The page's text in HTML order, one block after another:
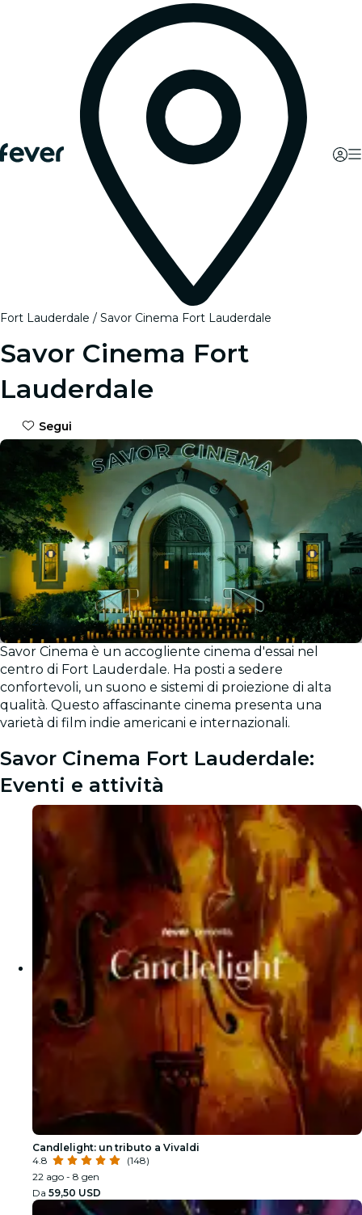
Fort Lauderdale Savor Cinema Fort Lauderdale
Savor Cinema Fort
Lauderdale
Segui
Galleria
Savor Cinema è un accogliente cinema d'essai nel
centro di Fort Lauderdale. Ha posti a sedere
confortevoli, un suono e sistemi di proiezione di alta
qualità. Questo affascinante cinema presenta una
varietà di film indie americani e internazionali.
Savor Cinema Fort Lauderdale:
Eventi e attività
Candlelight: un tributo a Vivaldi
4.8
(148)
22 ago - 8 gen
Da 59,50 USD